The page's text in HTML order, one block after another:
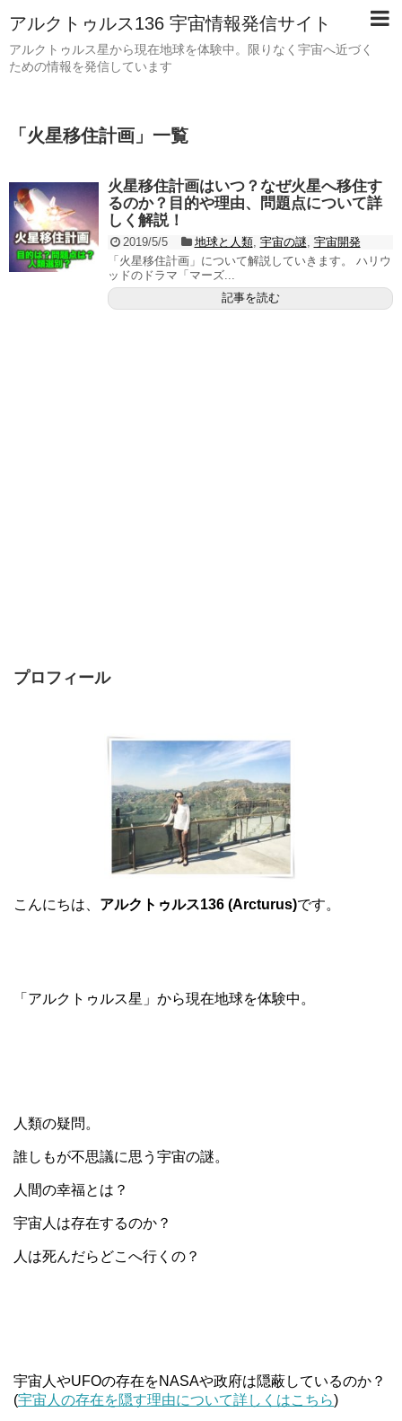
アルクトゥルス136 宇宙情報発信サイト
アルクトゥルス星から現在地球を体験中。限りなく宇宙へ近づく
ための情報を発信しています
「 火星移住計画 」 一覧
火星移住計画はいつ？なぜ火星へ移住す
るのか？目的や理由、問題点について詳
しく解説！
2019/5/5 地球と人類, 宇宙の謎 宇宙開発
「火星移住計画」について解説していきます。 ハリウ
ッドのドラマ「マーズ...
記事を読む
プロフィール
こんにちは、 アルクトゥルス136 (Arcturus)です。
「アルクトゥルス星」から現在地球を体験中。
人類の疑問。
誰しもが不思議に思う宇宙の謎。
人間の幸福とは？
宇宙人は存在するのか？
人は死んだらどこへ行くの？
宇宙人やUFOの存在をNASAや政府は隠蔽しているのか？
(宇宙人の存在を隠す理由について詳しくはこちら)